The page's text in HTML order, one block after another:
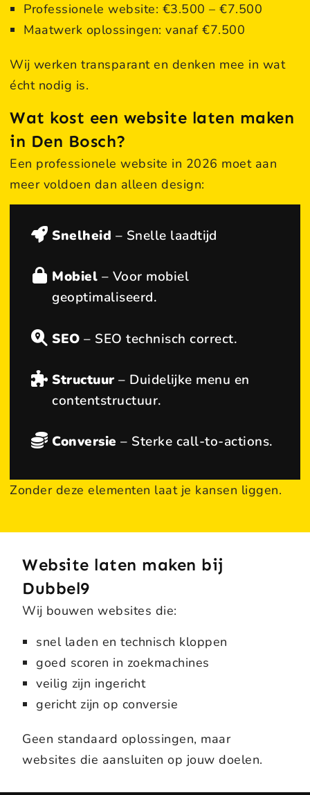
Professionele website: €3.500 – €7.500
Maatwerk oplossingen: vanaf €7.500
Wij werken transparant en denken mee in wat
écht nodig is.
Wat kost een website laten maken
in Den Bosch?
Een professionele website in 2026 moet aan
meer voldoen dan alleen design:
Snelheid – Snelle laadtijd
Mobiel – Voor mobiel
geoptimaliseerd.
SEO – SEO technisch correct.
Structuur – Duidelijke menu en
contentstructuur.
Conversie – Sterke call-to-actions.
Zonder deze elementen laat je kansen liggen.
Website laten maken bij
Dubbel9
Wij bouwen websites die:
snel laden en technisch kloppen
goed scoren in zoekmachines
veilig zijn ingericht
gericht zijn op conversie
Geen standaard oplossingen, maar
websites die aansluiten op jouw doelen.